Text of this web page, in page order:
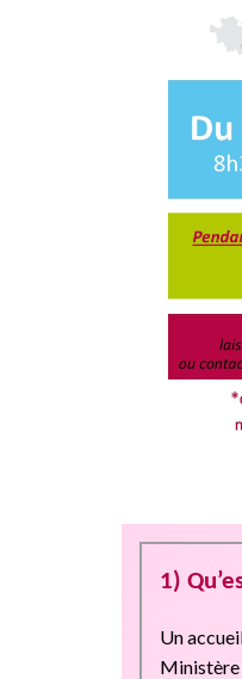
1)
Un
Ministère